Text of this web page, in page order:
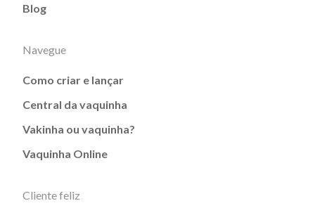
Blog
Navegue
Como criar e lançar
Central da vaquinha
Vakinha ou vaquinha?
Vaquinha Online
Cliente feliz